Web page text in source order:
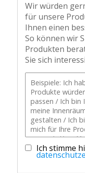
Wir würden
für unsere
Ihnen einen
So können wir
Produkten
Sie sich
Ich stimme